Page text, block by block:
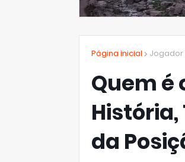
Página inicial Jogador
Quem é
da